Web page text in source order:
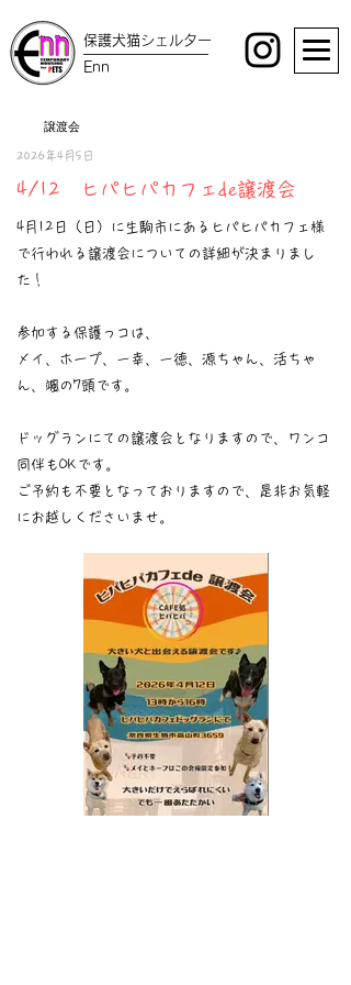
保護犬猫シェルター
Enn
譲渡会
2026年4月5日
4/12 ヒパヒパカフェde譲渡会
4月12日（日）に生駒市にあるヒパヒパカフェ様
で行われる譲渡会についての詳細が決まりまし
た！
参加する保護っコは、
メイ、ホープ、一幸、一徳、源ちゃん、活ちゃ
ん、颯の7頭です。
ドッグランにての譲渡会となりますので、ワンコ
同伴もOKです。
ご予約も不要となっておりますので、是非お気軽
にお越しくださいませ。